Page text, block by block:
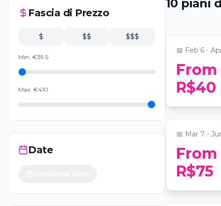
Fascia di Prezzo
$ $$ $$$
Min: €39.5
Max: €410
Date
10 piani
Cidade
📅 Feb 6 -
From
R$40
Zimmer
📍Museu de Arte
📅 Mar 7 -
From
R$75
Rock
📍Museu de Arte